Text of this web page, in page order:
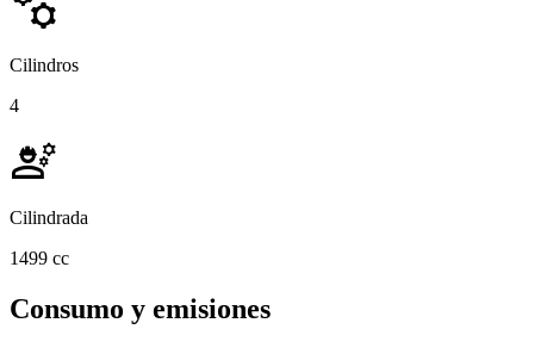
Cilindros
4
engineering
Cilindrada
1499 cc
Consumo y emisiones